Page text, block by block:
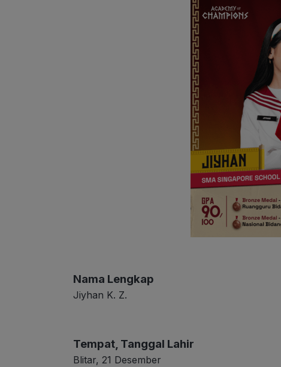
Nama Lengkap
Jiyhan K. Z.
Tempat, Tanggal Lahir
Blitar, 21 Desember